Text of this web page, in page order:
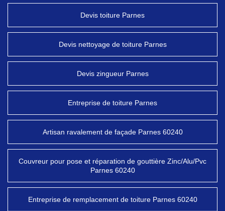
Devis toiture Parnes
Devis nettoyage de toiture Parnes
Devis zingueur Parnes
Entreprise de toiture Parnes
Artisan ravalement de façade Parnes 60240
Couvreur pour pose et réparation de gouttière Zinc/Alu/Pvc
Parnes 60240
Entreprise de remplacement de toiture Parnes 60240